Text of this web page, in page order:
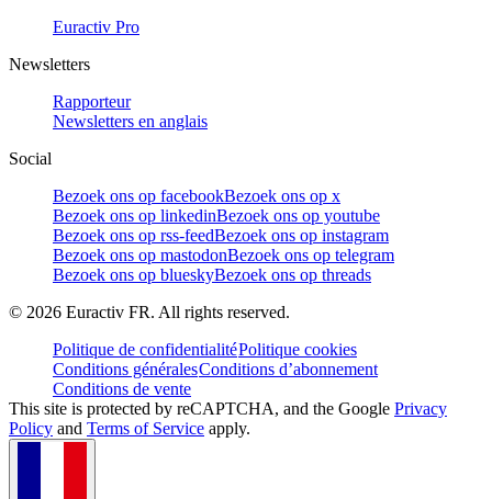
Euractiv Pro
Newsletters
Rapporteur
Newsletters en anglais
Social
Bezoek ons op facebookBezoek ons op x
Bezoek ons op linkedinBezoek ons op youtube
Bezoek ons op rss-feedBezoek ons op instagram
Bezoek ons op mastodonBezoek ons op telegram
Bezoek ons op blueskyBezoek ons op threads
© 2026 Euractiv FR. All rights reserved.
Politique de confidentialitéPolitique cookies
Conditions généralesConditions d’abonnement
Conditions de vente
This site is protected by reCAPTCHA, and the Google Privacy
Policy and Terms of Service apply.